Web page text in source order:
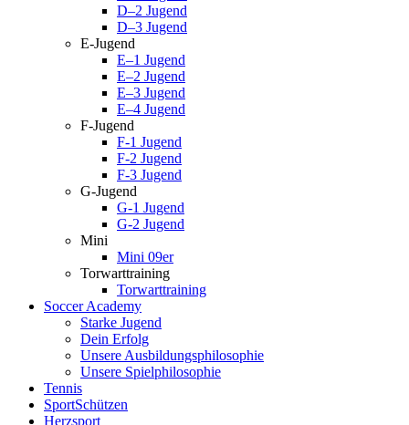
D–2 Jugend
D–3 Jugend
E-Jugend
E–1 Jugend
E–2 Jugend
E–3 Jugend
E–4 Jugend
F-Jugend
F-1 Jugend
F-2 Jugend
F-3 Jugend
G-Jugend
G-1 Jugend
G-2 Jugend
Mini
Mini 09er
Torwarttraining
Torwarttraining
Soccer Academy
Starke Jugend
Dein Erfolg
Unsere Ausbildungsphilosophie
Unsere Spielphilosophie
Tennis
SportSchützen
Herzsport